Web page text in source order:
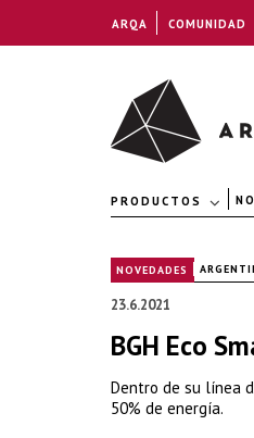
PRODUCTOS
NOVEDADES |
23.6.2021
BGH Eco
Dentro de su línea
50% de energía.
ARQA COMUNIDAD